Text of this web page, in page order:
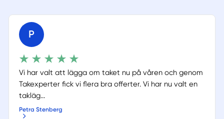
P
Vi har valt att lägga om taket nu på våren och genom
Takexperter fick vi flera bra offerter. Vi har nu valt en
takläg...
Petra Stenberg